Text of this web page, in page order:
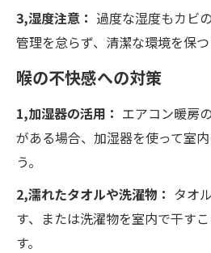
3,湿度注意： 過度な湿度もカビ
管理を怠らず、清潔な環境を保つ
喉の不快感への対策
1,加湿器の活用： エアコン暖房
がある場合、加湿器を使って室
う。
2,濡れたタオルや洗濯物： タオ
す、または洗濯物を室内で干す
す。